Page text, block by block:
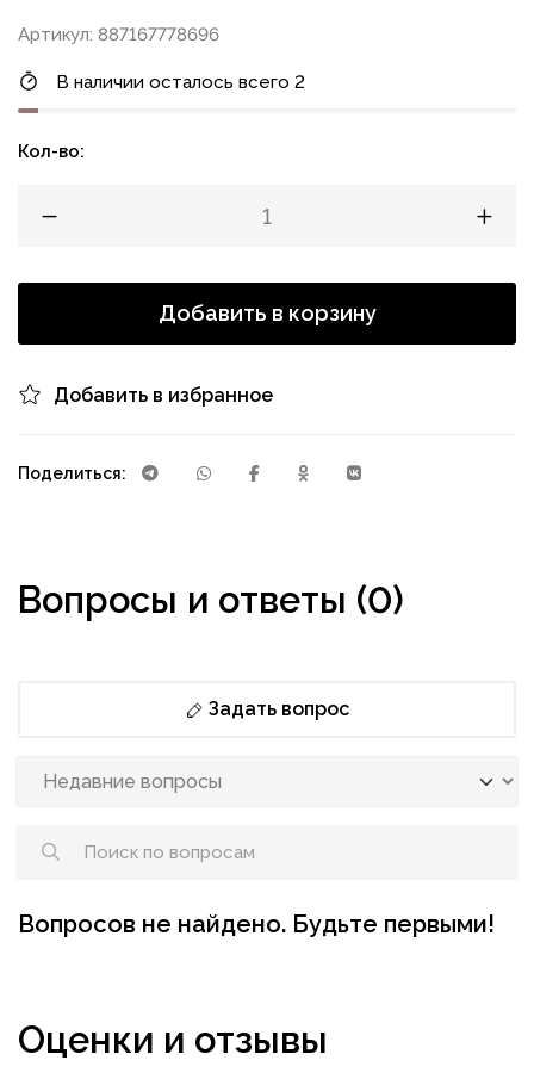
Артикул: 887167778696
В наличии осталось всего 2
Кол-во:
Добавить в корзину
Добавить в избранное
Поделиться:
Вопросы и ответы (0)
Задать вопрос
Вопросов не найдено. Будьте первыми!
Оценки и отзывы